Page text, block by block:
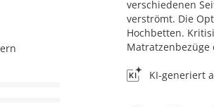
verschiedenen
verströmt. Die
Hochbetten.
KI-generiert